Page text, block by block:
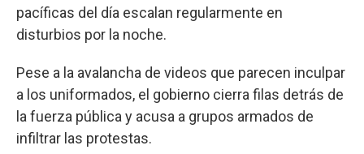
pacíficas del día escalan regularmente en
disturbios por la noche.
Pese a la avalancha de videos que parecen inculpar
a los uniformados, el gobierno cierra filas detrás de
la fuerza pública y acusa a grupos armados de
infiltrar las protestas.